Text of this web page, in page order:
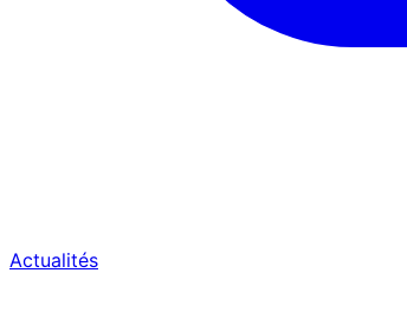
Actualités